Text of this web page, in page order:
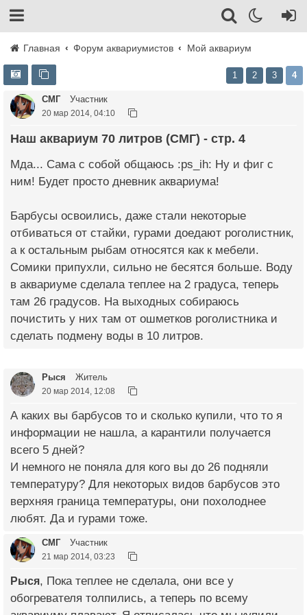
Главная Форум аквариумистов Мой аквариум
1 2 3 4
СМГ Участник
20 мар 2014, 04:10
Наш аквариум 70 литров (СМГ) - стр. 4
Мда... Сама с собой общаюсь :ps_ih: Ну и фиг с
ним! Будет просто дневник аквариума!
Барбусы освоились, даже стали некоторые
отбиваться от стайки, гурами доедают роголистник,
а к остальным рыбам относятся как к мебели.
Сомики припухли, сильно не бесятся больше. Воду
в аквариуме сделала теплее на 2 градуса, теперь
там 26 градусов. На выходных собираюсь
почистить у них там от ошметков роголистника и
сделать подмену воды в 10 литров.
Рыся Житель
20 мар 2014, 12:08
А каких вы барбусов то и сколько купили, что то я
информации не нашла, а карантили получается
всего 5 дней?
И немного не поняла для кого вы до 26 подняли
температуру? Для некоторых видов барбусов это
верхняя граница температуры, они похолоднее
любят. Да и гурами тоже.
СМГ Участник
21 мар 2014, 03:23
Рыся, Пока теплее не сделала, они все у
обогревателя толпились, а теперь по всему